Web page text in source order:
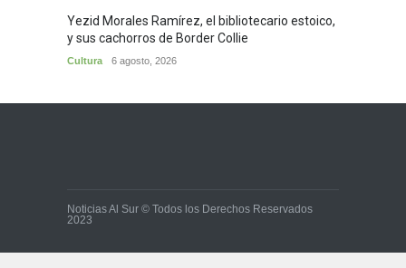
Yezid Morales Ramírez, el bibliotecario estoico,
y sus cachorros de Border Collie
Cultura 6 agosto, 2026
Noticias Al Sur © Todos los Derechos Reservados
2023